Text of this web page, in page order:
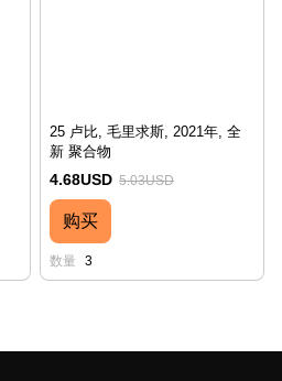
25 卢比, 毛里求斯, 2021年, 全
新 聚合物
4.68USD 5.03USD
购买
数量 3